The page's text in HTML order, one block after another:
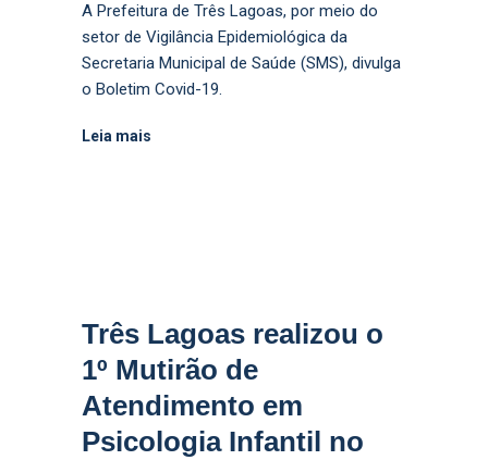
A Prefeitura de Três Lagoas, por meio do
setor de Vigilância Epidemiológica da
Secretaria Municipal de Saúde (SMS), divulga
o Boletim Covid-19.
Leia mais
Três Lagoas realizou o
1º Mutirão de
Atendimento em
Psicologia Infantil no